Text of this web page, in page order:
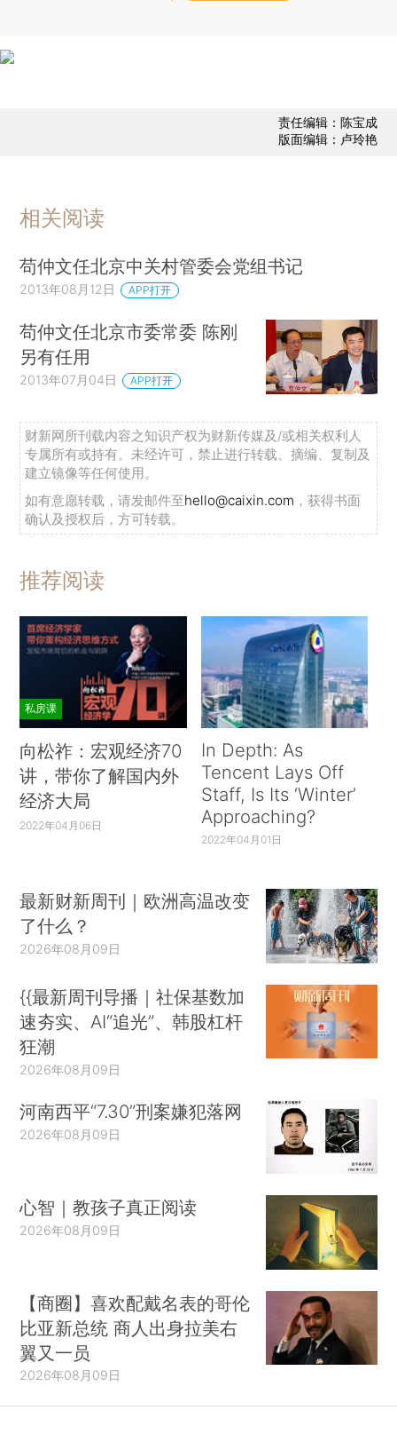
责任编辑：陈宝成
版面编辑：卢玲艳
相关阅读
苟仲文任北京中关村管委会党组书记
2013年08月12日 APP打开
苟仲文任北京市委常委 陈刚
另有任用
2013年07月04日 APP打开
财新网所刊载内容之知识产权为财新传媒及/或相关权利人
专属所有或持有。未经许可，禁止进行转载、摘编、复制及
建立镜像等任何使用。
如有意愿转载，请发邮件至hello@caixin.com ，获得书面
确认及授权后，方可转载。
推荐阅读
私房课
向松祚：宏观经济70
讲，带你了解国内外
经济大局
2022年04月06日
In Depth: As
Tencent Lays Off
Staff, Is Its ‘Winter’
Approaching?
2022年04月01日
最新财新周刊｜欧洲高温改变
了什么？
2026年08月09日
{{最新周刊导播｜社保基数加
速夯实、AI“追光”、韩股杠杆
狂潮
2026年08月09日
河南西平“7.30”刑案嫌犯落网
2026年08月09日
心智｜教孩子真正阅读
2026年08月09日
【商圈】喜欢配戴名表的哥伦
比亚新总统 商人出身拉美右
翼又一员
2026年08月09日